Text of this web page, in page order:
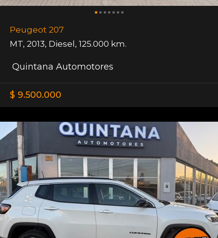
Peugeot 207
MT, 2013, Diesel, 125.000 km.
Quintana Automotores
$ 9.500.000